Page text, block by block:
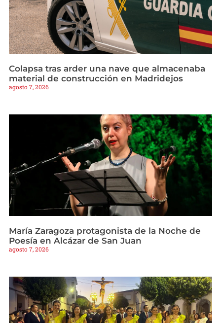
Colapsa tras arder una nave que almacenaba
material de construcción en Madridejos
agosto 7, 2026
María Zaragoza protagonista de la Noche de
Poesía en Alcázar de San Juan
agosto 7, 2026